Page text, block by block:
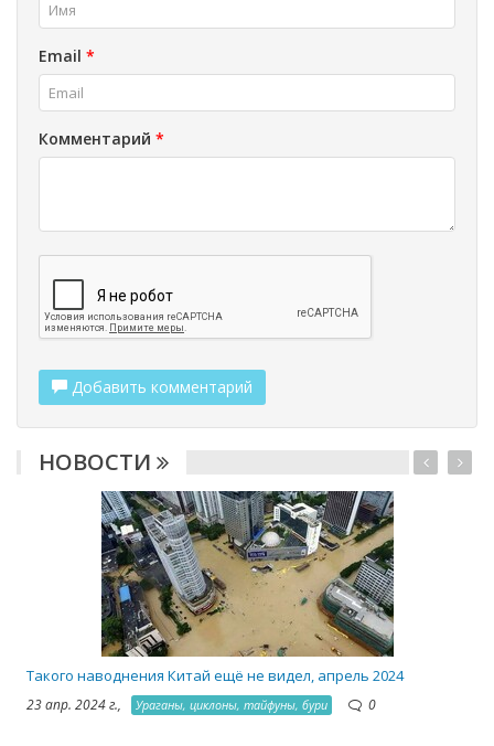
Email *
Комментарий *
Добавить комментарий
НОВОСТИ
Такого наводнения Китай ещё не видел, апрель 2024
23 апр. 2024 г., Ураганы, циклоны, тайфуны, бури 0